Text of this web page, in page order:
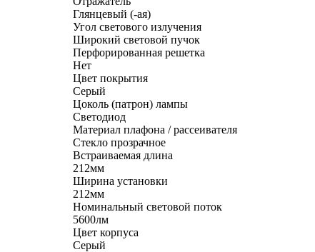
Глянцевый (-ая)
Угол светового излучения
Широкий световой пучок
Перфорированная решетка
Нет
Цвет покрытия
Серый
Цоколь (патрон) лампы
Светодиод
Материал плафона / рассеивателя
Стекло прозрачное
Встраиваемая длина
212мм
Ширина установки
212мм
Номинальный световой поток
5600лм
Цвет корпуса
Серый